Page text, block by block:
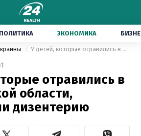
ЭКОНОМИКА
У детей, которые отравились в Хмельницкой области, обнаружили дизентерию
1
отравились в
области,
дизентерию